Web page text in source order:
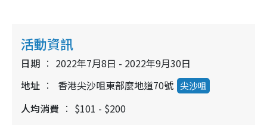
活動資訊
日期
2022年7月8日 - 2022年9月30日
地址
香港尖沙咀東部麼地道70號 尖沙咀
人均消費 $101 - $200